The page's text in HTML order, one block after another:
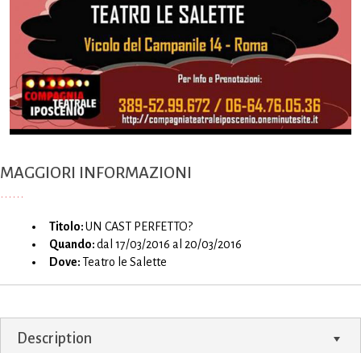
MAGGIORI INFORMAZIONI
Titolo:UN CAST PERFETTO?
Quando:dal 17/03/2016 al 20/03/2016
Dove:Teatro le Salette
Description